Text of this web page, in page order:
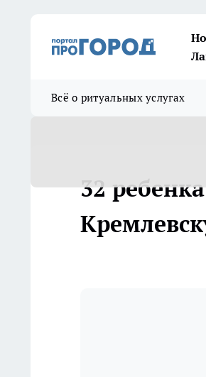
Всё о ритуальных услугах
32